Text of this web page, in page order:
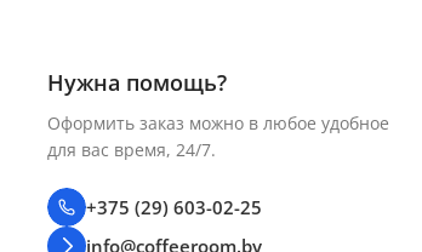
Нужна помощь?
Оформить заказ можно в любое удобное
для вас время, 24/7.
+375 (29) 603-02-25
info@coffeeroom.by